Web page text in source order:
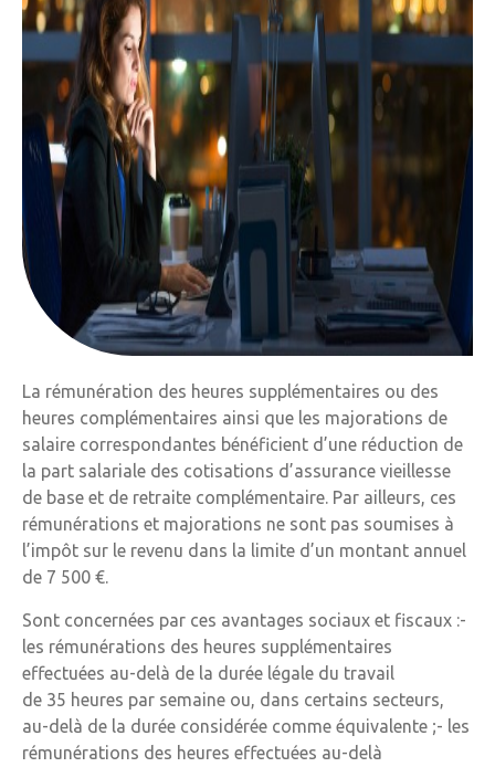
La rémunération des heures supplémentaires ou des
heures complémentaires ainsi que les majorations de
salaire correspondantes bénéficient d’une réduction de
la part salariale des cotisations d’assurance vieillesse
de base et de retraite complémentaire. Par ailleurs, ces
rémunérations et majorations ne sont pas soumises à
l’impôt sur le revenu dans la limite d’un montant annuel
de 7 500 €.
Sont concernées par ces avantages sociaux et fiscaux :-
les rémunérations des heures supplémentaires
effectuées au-delà de la durée légale du travail
de 35 heures par semaine ou, dans certains secteurs,
au-delà de la durée considérée comme équivalente ;- les
rémunérations des heures effectuées au-delà